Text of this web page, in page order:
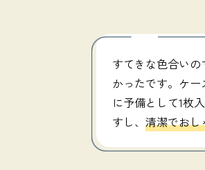
すてきな色合い
かったです。ケ
に予備として1枚
すし、 清潔でおし